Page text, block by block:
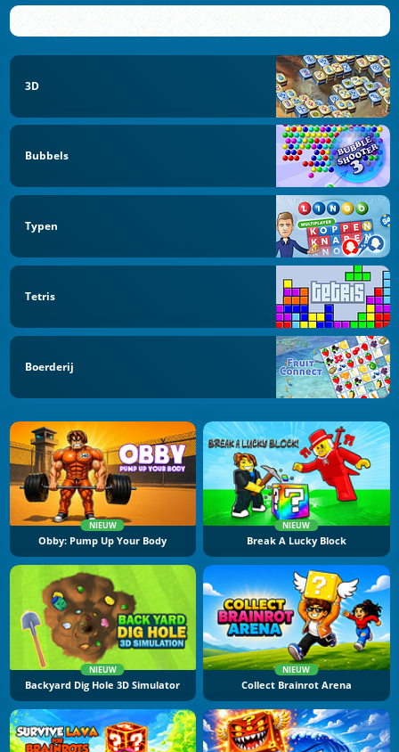
3D
Bubbels
Typen
Tetris
Boerderij
NIEUW
Obby: Pump Up Your Body
NIEUW
Break A Lucky Block
NIEUW
Backyard Dig Hole 3D Simulator
NIEUW
Collect Brainrot Arena